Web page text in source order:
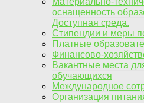
оснащенность
Доступная среда.
Стипендии и меры
Платные
Финансово-
Вакантные места
обучающихся
Международное
Организация